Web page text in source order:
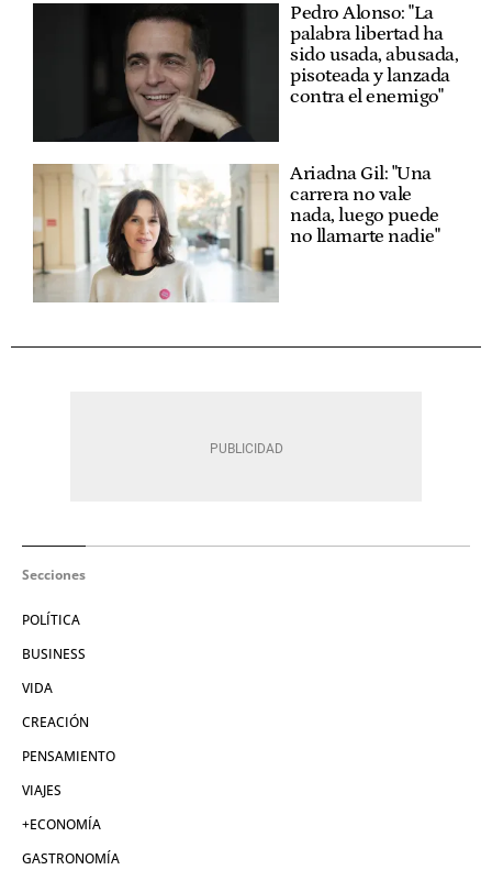
Pedro Alonso: "La
palabra libertad ha
sido usada, abusada,
pisoteada y lanzada
contra el enemigo"
Ariadna Gil: "Una
carrera no vale
nada, luego puede
no llamarte nadie"
Secciones
POLÍTICA
BUSINESS
VIDA
CREACIÓN
PENSAMIENTO
VIAJES
+ECONOMÍA
GASTRONOMÍA